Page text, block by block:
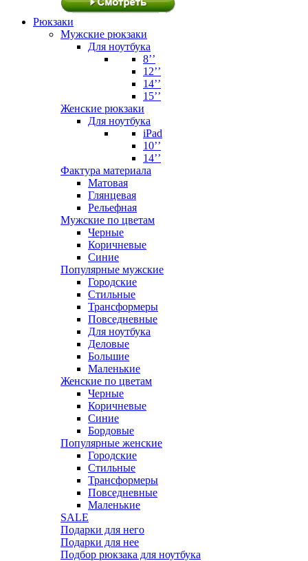
Рюкзаки
Мужские рюкзаки
Для ноутбука
8’’
12’’
14’’
15’’
Женские рюкзаки
Для ноутбука
iPad
10’’
14’’
Фактура материала
Матовая
Глянцевая
Рельефная
Мужские по цветам
Черные
Коричневые
Синие
Популярные мужские
Городские
Стильные
Трансформеры
Повседневные
Для ноутбука
Деловые
Большие
Маленькие
Женские по цветам
Черные
Коричневые
Синие
Бордовые
Популярные женские
Городские
Стильные
Трансформеры
Повседневные
Маленькие
SALE
Подарки для него
Подарки для нее
Подбор рюкзака для ноутбука